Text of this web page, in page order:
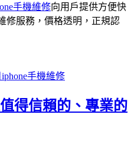
手機維修向用戶提供方便快
修服務，價格透明，正規認
類
iphone手機維修
得信賴的、專業的